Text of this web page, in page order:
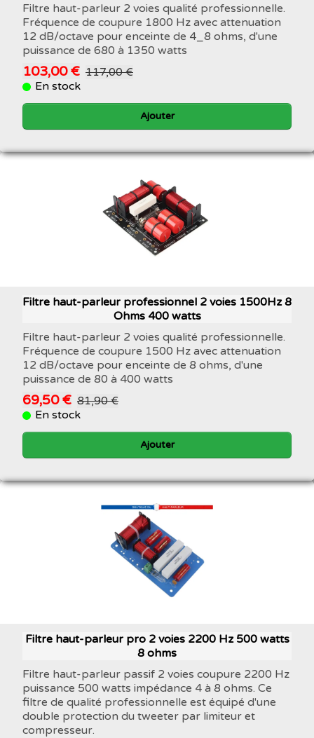
Filtre haut-parleur 2 voies qualité professionnelle.
Fréquence de coupure 1800 Hz avec attenuation
12 dB/octave pour enceinte de 4_8 ohms, d'une
puissance de 680 à 1350 watts
103,00 € 117,00 €
En stock
Ajouter
Filtre haut-parleur professionnel 2 voies 1500Hz 8
Ohms 400 watts
Filtre haut-parleur 2 voies qualité professionnelle.
Fréquence de coupure 1500 Hz avec attenuation
12 dB/octave pour enceinte de 8 ohms, d'une
puissance de 80 à 400 watts
69,50 € 81,90 €
En stock
Ajouter
Filtre haut-parleur pro 2 voies 2200 Hz 500 watts
8 ohms
Filtre haut-parleur passif 2 voies coupure 2200 Hz
puissance 500 watts impédance 4 à 8 ohms. Ce
filtre de qualité professionnelle est équipé d'une
double protection du tweeter par limiteur et
compresseur.